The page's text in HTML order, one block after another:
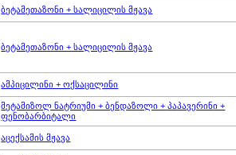
ბეტამეთაზონი + სალიცილის მჟავა
ბეტამეთაზონი + სალიცილის მჟავა
ამპიცილინი + ოქსაცილინი
მეტამიზოლ ნატრიუმი + ბენდაზოლი + პაპავერინი +
ფენობარბიტალი
აცექსამის მჟავა